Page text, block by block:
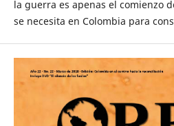
la guerra es apenas el comienzo
se necesita en Colombia para